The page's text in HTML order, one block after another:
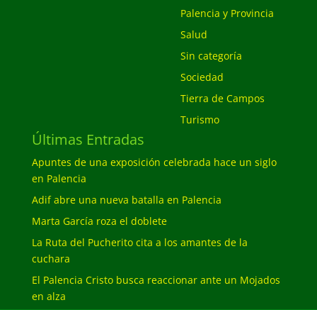
Palencia y Provincia
Salud
Sin categoría
Sociedad
Tierra de Campos
Turismo
Últimas Entradas
Apuntes de una exposición celebrada hace un siglo
en Palencia
Adif abre una nueva batalla en Palencia
Marta García roza el doblete
La Ruta del Pucherito cita a los amantes de la
cuchara
El Palencia Cristo busca reaccionar ante un Mojados
en alza